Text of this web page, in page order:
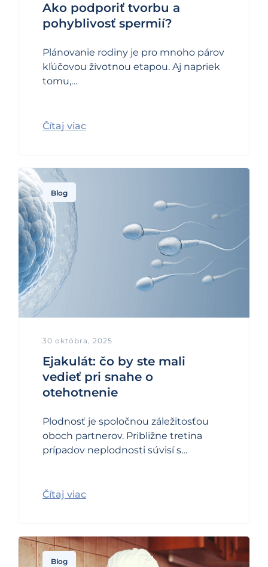
Ako podporiť tvorbu a
pohyblivosť spermií?
Plánovanie rodiny je pro mnoho párov
kľúčovou životnou etapou. Aj napriek
tomu,…
Čítaj viac
Blog
30 októbra, 2025
Ejakulát: čo by ste mali
vedieť pri snahe o
otehotnenie
Plodnosť je spoločnou záležitosťou
oboch partnerov. Približne tretina
prípadov neplodnosti súvisí s…
Čítaj viac
Blog